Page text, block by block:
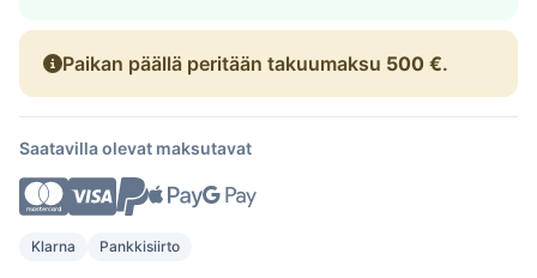
Paikan päällä peritään takuumaksu 500 €.
Saatavilla olevat maksutavat
Klarna Pankkisiirto